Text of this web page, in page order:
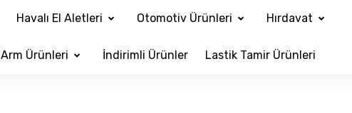
Havalı El Aletleri Otomotiv Ürünleri Hırdavat
Arm Ürünleri İndirimli Ürünler Lastik Tamir Ürünleri